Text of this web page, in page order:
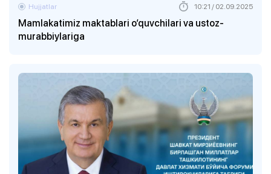
Mamlakatimiz maktablari o‘quvchilari va ustoz-
murabbiylariga
Hujjatlar 10:21 / 02.09.2025